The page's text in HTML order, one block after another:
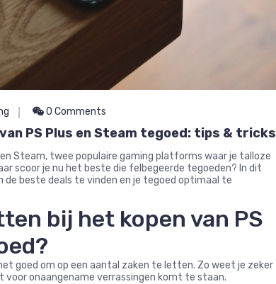
0 Comments
PS Plus en Steam tegoed: tips & tricks
Steam, twee populaire gaming platforms waar je talloze
scoor je nu het beste die felbegeerde tegoeden? In dit
de beste deals te vinden en je tegoed optimaal te
bij het kopen van PS
goed om op een aantal zaken te letten. Zo weet je zeker
voor onaangename verrassingen komt te staan.